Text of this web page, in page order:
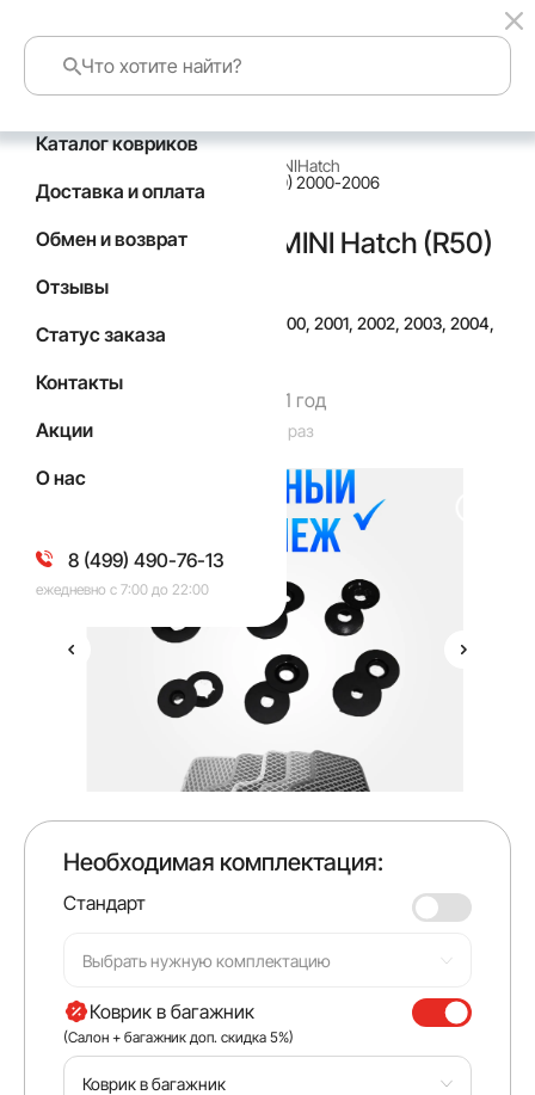
Каталог ковриков
Доставка и оплата
Обмен и возврат
Отзывы
Статус заказа
Контакты
Акции
О нас
8 (499) 490-76-13
ежедневно с 7:00 до 22:00
MINIHatch
Коврик в багажник MINI Hatch (R50) 2000-2006
Коврик в багажник MINI Hatch (R50)
2000-2006
Подойдут для
Год выпуска а/м: 2000, 2001, 2002, 2003, 2004,
2005, 2006
Гарантия производителя 1 год
Код товара: 6048 Товар заказан: 29 раз
Необходимая комплектация:
Стандарт
Выбрать нужную комплектацию
Коврик в багажник
(Салон + багажник доп. скидка 5%)
Коврик в багажник